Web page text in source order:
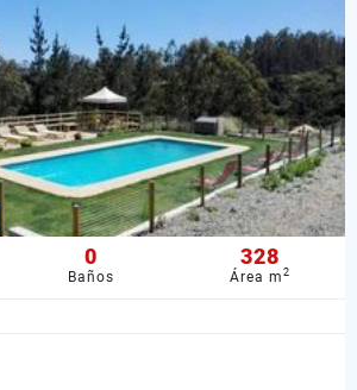
0
Baños
328
Área m2